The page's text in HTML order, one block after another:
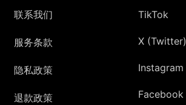
联系我们
服务条款
隐私政策
退款政策
TikTok
X (Twitter)
Instagram
Facebook